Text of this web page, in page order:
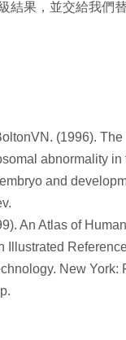
結果，並交給我們
(1996).
abnormality in
and
An Atlas of
Illustrated
New York: